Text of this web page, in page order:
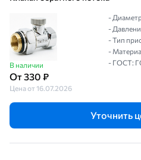
В наличии
От 330 ₽
Цена от 16.07.2026
-
-
- Тип
-
- ГОСТ:
Уточнить